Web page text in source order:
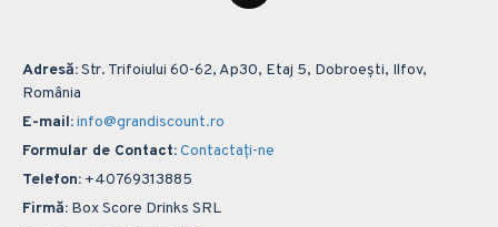
Adresă:Str. Trifoiului 60-62, Ap30, Etaj 5, Dobroești, Ilfov,
România
E-mail:info@grandiscount.ro
Formular de Contact:Contactați-ne
Telefon: +40769313885
Firmă: Box Score Drinks SRL